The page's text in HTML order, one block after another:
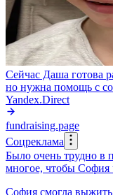
Сейчас Даша готова
но нужна помощь с
Yandex.Direct
fundraising.page
Соцреклама
Было очень трудно в
многое, чтобы София
София смогла выжить